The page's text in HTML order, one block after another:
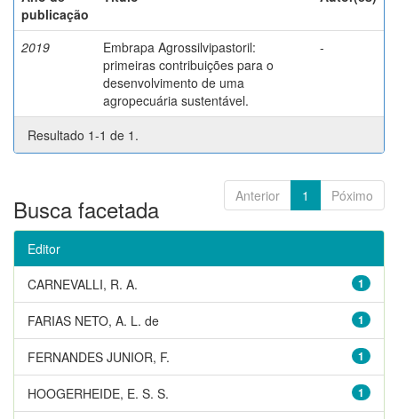
publicação
2019
Embrapa Agrossilvipastoril:
primeiras contribuições para o
desenvolvimento de uma
agropecuária sustentável.
-
Resultado 1-1 de 1.
Anterior 1 Póximo
Busca facetada
Editor
1
CARNEVALLI, R. A.
1
FARIAS NETO, A. L. de
1
FERNANDES JUNIOR, F.
1
HOOGERHEIDE, E. S. S.